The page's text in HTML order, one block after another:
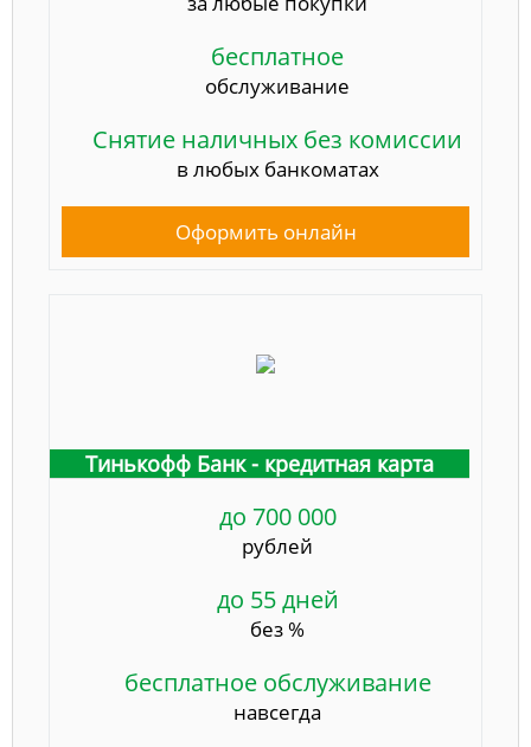
бесплатное
обслуживание
Снятие наличных без комиссии
в любых банкоматах
Оформить онлайн
Тинькофф Банк - кредитная карта
до 700 000
рублей
до 55 дней
без %
бесплатное обслуживание
навсегда